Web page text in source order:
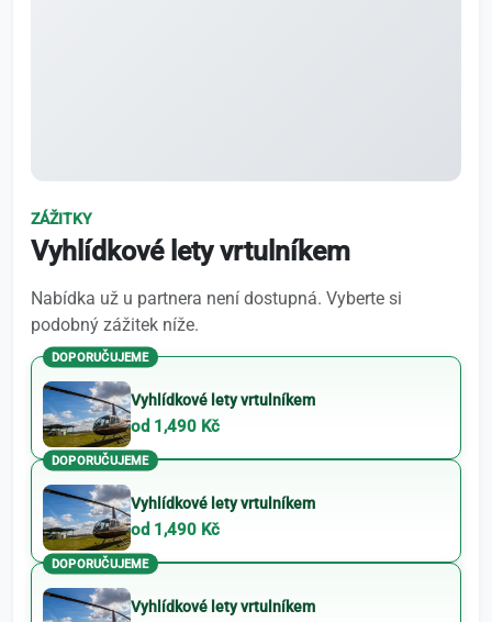
ZÁŽITKY
Vyhlídkové lety vrtulníkem
Nabídka už u partnera není dostupná. Vyberte si
podobný zážitek níže.
DOPORUČUJEME
Vyhlídkové lety vrtulníkem
od 1,490 Kč
DOPORUČUJEME
Vyhlídkové lety vrtulníkem
od 1,490 Kč
DOPORUČUJEME
Vyhlídkové lety vrtulníkem